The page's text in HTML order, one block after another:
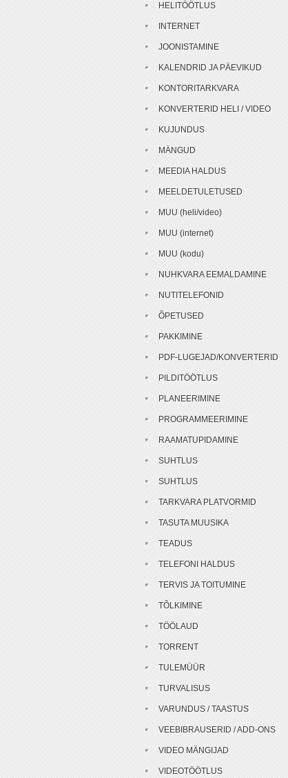
HELITÖÖTLUS
INTERNET
JOONISTAMINE
KALENDRID JA PÄEVIKUD
KONTORITARKVARA
KONVERTERID HELI / VIDEO
KUJUNDUS
MÄNGUD
MEEDIA HALDUS
MEELDETULETUSED
MUU (heli/video)
MUU (internet)
MUU (kodu)
NUHKVARA EEMALDAMINE
NUTITELEFONID
ÕPETUSED
PAKKIMINE
PDF-LUGEJAD/KONVERTERID
PILDITÖÖTLUS
PLANEERIMINE
PROGRAMMEERIMINE
RAAMATUPIDAMINE
SUHTLUS
SUHTLUS
TARKVARA PLATVORMID
TASUTA MUUSIKA
TEADUS
TELEFONI HALDUS
TERVIS JA TOITUMINE
TÕLKIMINE
TÖÖLAUD
TORRENT
TULEMÜÜR
TURVALISUS
VARUNDUS / TAASTUS
VEEBIBRAUSERID / ADD-ONS
VIDEO MÄNGIJAD
VIDEOTÖÖTLUS